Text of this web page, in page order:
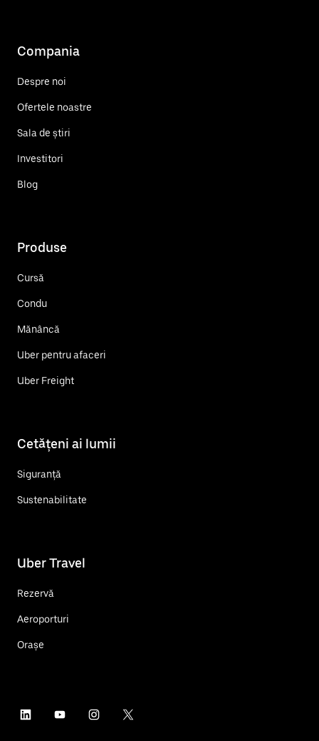
Compania
Despre noi
Ofertele noastre
Sala de știri
Investitori
Blog
Produse
Cursă
Condu
Mănâncă
Uber pentru afaceri
Uber Freight
Cetățeni ai lumii
Siguranță
Sustenabilitate
Uber Travel
Rezervă
Aeroporturi
Orașe